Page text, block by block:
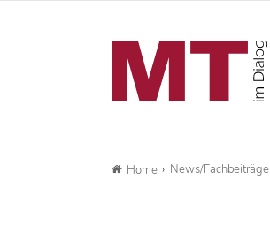
Home News/Fachbeiträge